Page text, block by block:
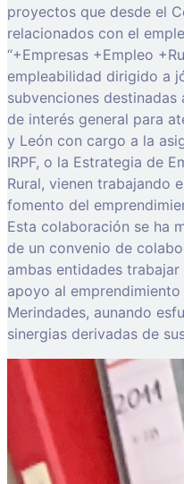
proyectos que desde el
relacionados con el
“+Empresas +Empleo
empleabilidad dirigido a
subvenciones
de interés general para
y León con cargo a la
IRPF, o la Estrategia de
Rural, vienen trabajando
fomento del
Esta colaboración se ha
de un convenio de
ambas entidades
apoyo al
Merindades, aunando
sinergias derivadas de